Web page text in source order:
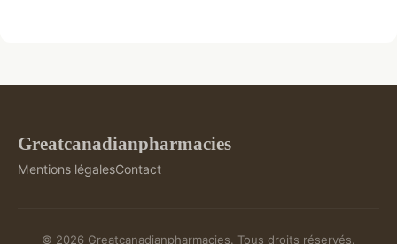
Greatcanadianpharmacies
Mentions légalesContact
© 2026 Greatcanadianpharmacies. Tous droits réservés.